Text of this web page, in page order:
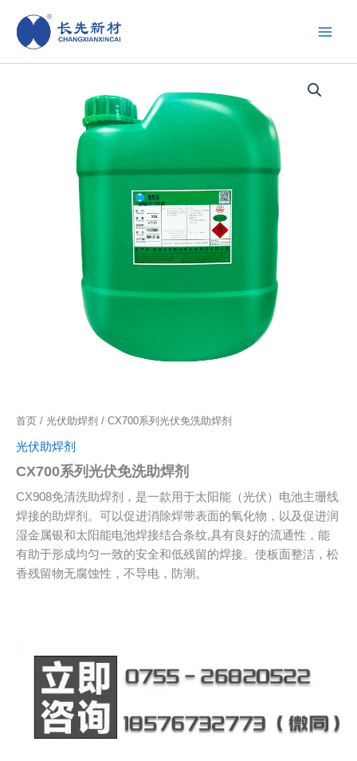
容
首页 / 光伏助焊剂 / CX700系列光伏免洗助焊剂
光伏助焊剂
CX700系列光伏免洗助焊剂
CX908免清洗助焊剂，是一款用于太阳能（光伏）电池主珊线
焊接的助焊剂。可以促进消除焊带表面的氧化物，以及促进润
湿金属银和太阳能电池焊接结合条纹,具有良好的流通性，能
有助于形成均匀一致的安全和低残留的焊接。使板面整洁，松
香残留物无腐蚀性，不导电，防潮。